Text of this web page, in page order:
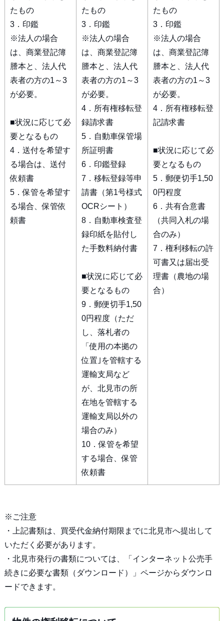
たもの
3．印鑑
※法人の場合
は、商業登記簿
謄本と、法人代
表者の方の1～3
が必要。
■状況に応じて必
要となるもの
4．送付を希望す
る場合は、送付
依頼書
5．保管を希望す
る場合、保管依
頼書
たもの
3．印鑑
※法人の場合
は、商業登記簿
謄本と、法人代
表者の方の1～3
が必要。
4．所有権移転登
録請求書
5．自動車保管場
所証明書
6．印鑑登録
7．移転登録等申
請書（第1号様式
OCRシート）
8．自動車検査登
録印紙を貼付し
た手数料納付書
■状況に応じて必
要となるもの
9．郵便切手1,50
0円程度（ただ
し、落札者の
「使用の本拠の
位置｣を管轄する
運輸支局など
が、北見市の所
在地を管轄する
運輸支局以外の
場合のみ）
10．保管を希望
する場合、保管
依頼書
たもの
3．印鑑
※法人の場合
は、商業登記簿
謄本と、法人代
表者の方の1～3
が必要。
4．所有権移転登
記請求書
■状況に応じて必
要となるもの
5．郵便切手1,50
0円程度
6．共有合意書
（共同入札の場
合のみ）
7．権利移転の許
可書又は届出受
理書（農地の場
合）
※ご注意
・上記書類は、買受代金納付期限までに北見市へ提出して
いただく必要があります。
・北見市発行の書類については、「インターネット公売手
続きに必要な書類（ダウンロード）」ページからダウンロ
ードできます。